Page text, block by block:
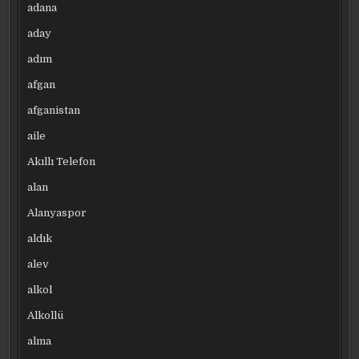
adana
aday
adım
afgan
afganistan
aile
Akıllı Telefon
alan
Alanyaspor
aldık
alev
alkol
Alkollü
alma